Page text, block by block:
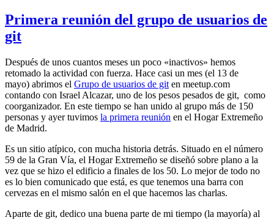
Primera reunión del grupo de usuarios de
git
Después de unos cuantos meses un poco «inactivos» hemos
retomado la actividad con fuerza. Hace casi un mes (el 13 de
mayo) abrimos el Grupo de usuarios de git en meetup.com
contando con Israel Alcazar, uno de los pesos pesados de git, como
coorganizador. En este tiempo se han unido al grupo más de 150
personas y ayer tuvimos la primera reunión en el Hogar Extremeño
de Madrid.
Es un sitio atípico, con mucha historia detrás. Situado en el número
59 de la Gran Vía, el Hogar Extremeño se diseñó sobre plano a la
vez que se hizo el edificio a finales de los 50. Lo mejor de todo no
es lo bien comunicado que está, es que tenemos una barra con
cervezas en el mismo salón en el que hacemos las charlas.
Aparte de git, dedico una buena parte de mi tiempo (la mayoría) al